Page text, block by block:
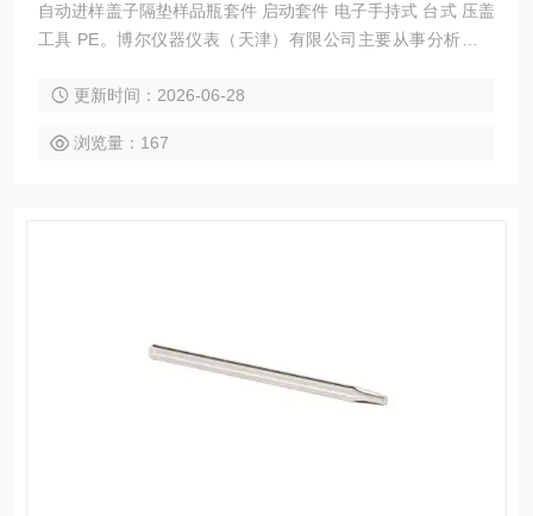
自动进样盖子隔垫样品瓶套件 启动套件 电子手持式 台式 压盖
工具 PE。博尔仪器仪表（天津）有限公司主要从事分析仪器
化、内外贸为一体，提供优质的分析检测设备。
更新时间：2026-06-28
浏览量：167